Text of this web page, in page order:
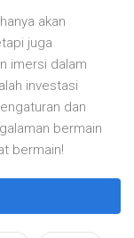
akan
juga
imersi dalam
investasi
dan
bermain
bermain!